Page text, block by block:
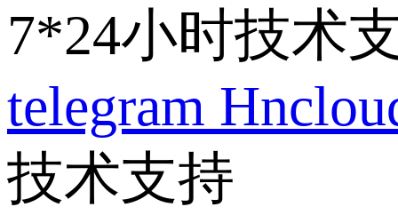
7*24小时技术
telegram
技术支持